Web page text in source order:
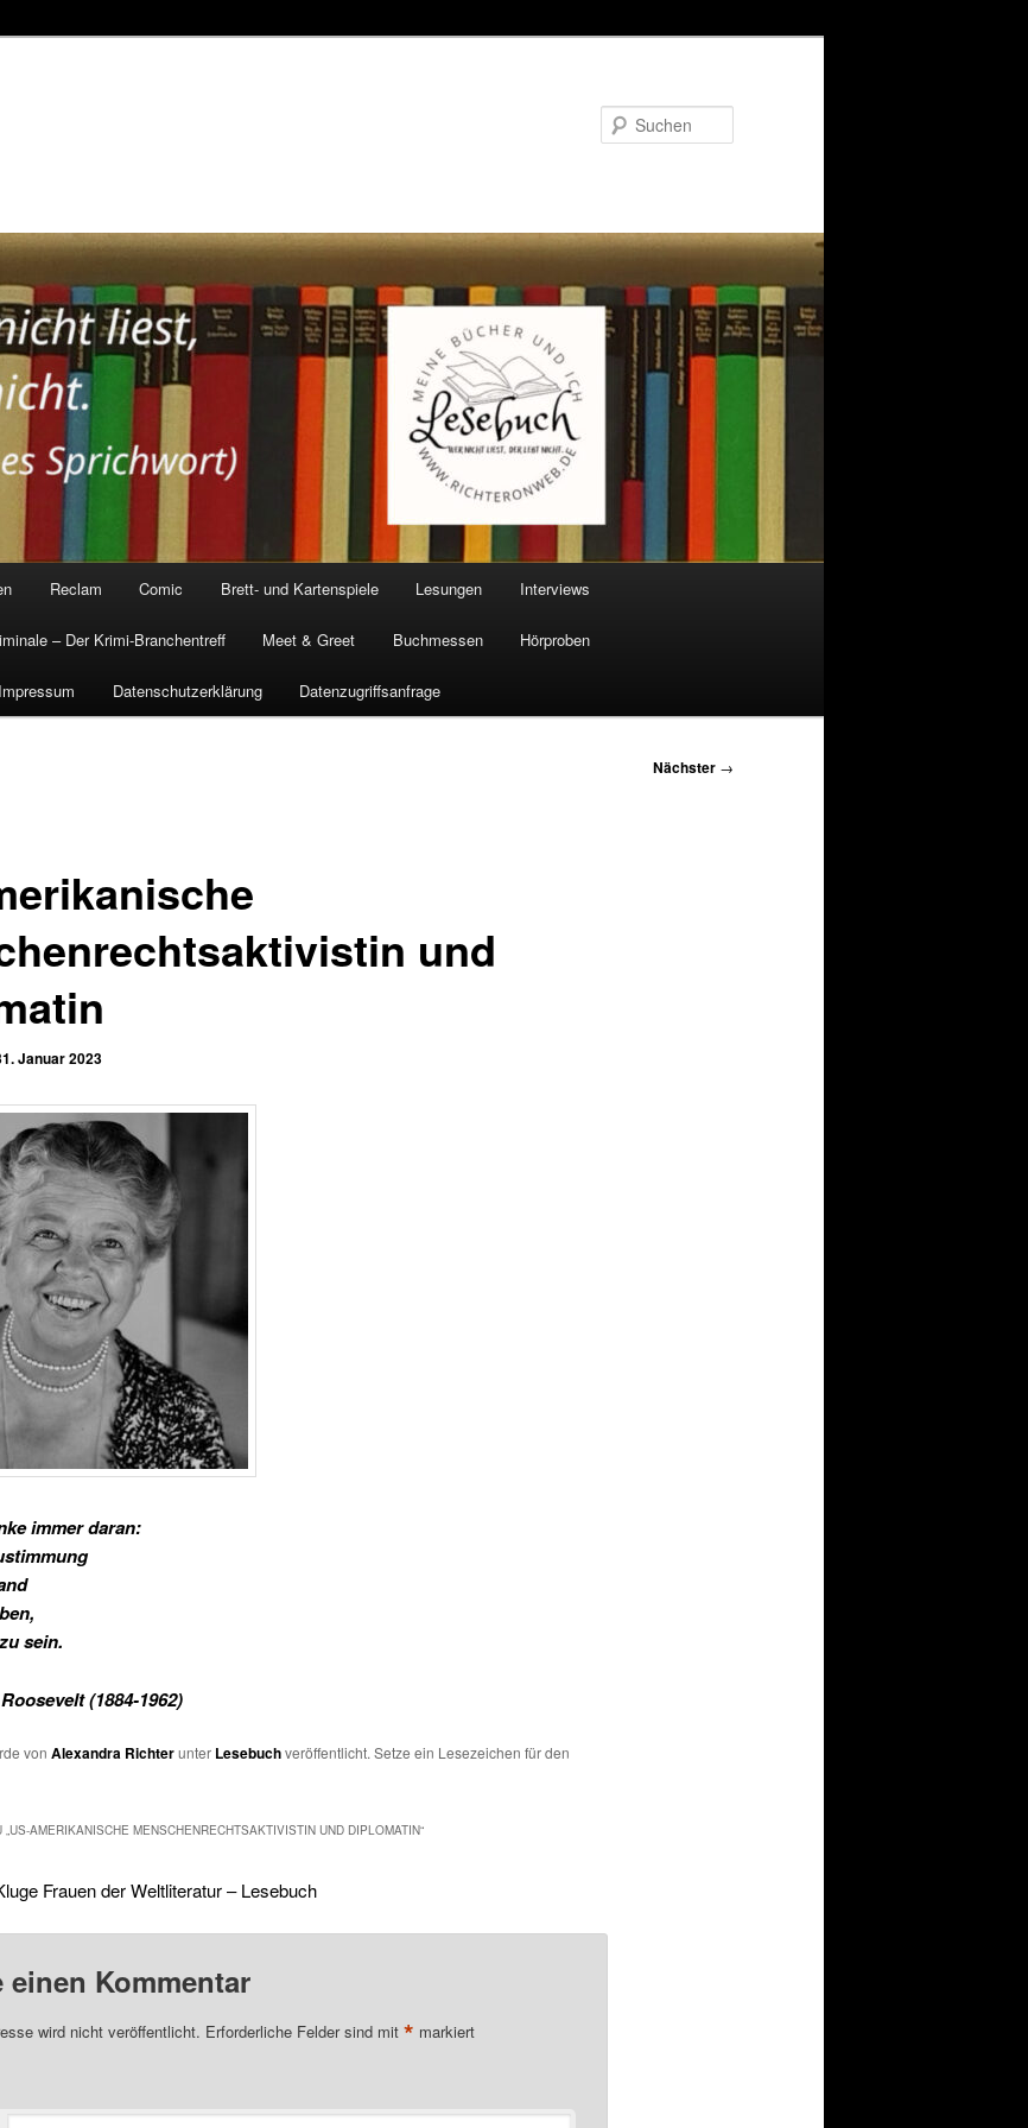
Reclam Comic Brett- und Kartenspiele Lesungen Interviews
– Der Krimi-Branchentreff Meet & Greet Buchmessen Hörproben
Impressum Datenschutzerklärung Datenzugriffsanfrage
Nächster →
und
Januar 2023
immer daran:
sein.
(1884-1962)
von Alexandra Richterunter Lesebuchveröffentlicht. Setze ein Lesezeichen für den
US-AMERIKANISCHE MENSCHENRECHTSAKTIVISTIN UND DIPLOMATIN“
Frauen der Weltliteratur – Lesebuch
einen Kommentar
wird nicht veröffentlicht. Erforderliche Felder sind mit * markiert